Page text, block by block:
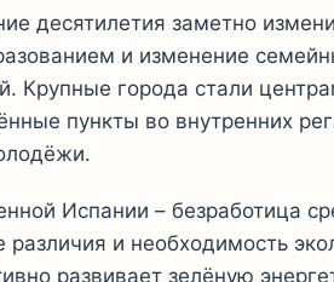
десятилетия заметно
и изменение
Крупные города стали
пункты во внутренних
Испании – безработица
и необходимость
развивает зелёную